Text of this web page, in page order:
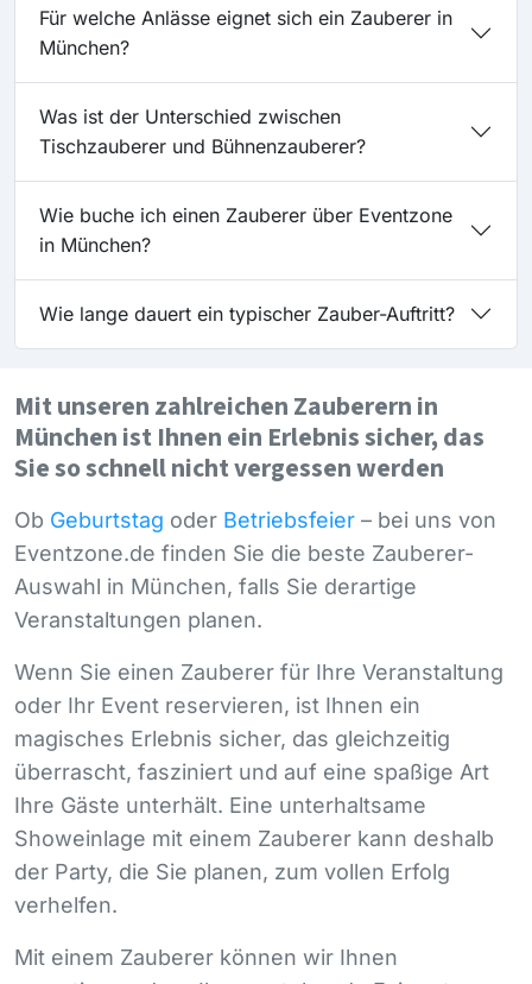
Für welche Anlässe eignet sich ein Zauberer in
München?
Was ist der Unterschied zwischen
Tischzauberer und Bühnenzauberer?
Wie buche ich einen Zauberer über Eventzone
in München?
Wie lange dauert ein typischer Zauber-Auftritt?
Mit unseren zahlreichen Zauberern in
München ist Ihnen ein Erlebnis sicher, das
Sie so schnell nicht vergessen werden
Ob Geburtstag oder Betriebsfeier – bei uns von
Eventzone.de finden Sie die beste Zauberer-
Auswahl in München, falls Sie derartige
Veranstaltungen planen.
Wenn Sie einen Zauberer für Ihre Veranstaltung
oder Ihr Event reservieren, ist Ihnen ein
magisches Erlebnis sicher, das gleichzeitig
überrascht, fasziniert und auf eine spaßige Art
Ihre Gäste unterhält. Eine unterhaltsame
Showeinlage mit einem Zauberer kann deshalb
der Party, die Sie planen, zum vollen Erfolg
verhelfen.
Mit einem Zauberer können wir Ihnen